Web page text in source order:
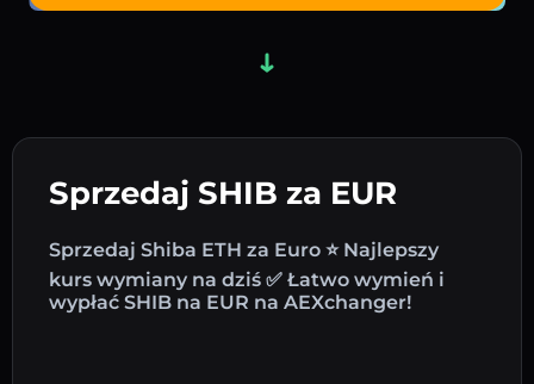
Sprzedaj SHIB za EUR
Sprzedaj Shiba ETH za Euro ⭐ Najlepszy
kurs wymiany na dziś ✅ Łatwo wymień i
wypłać SHIB na EUR na AEXchanger!